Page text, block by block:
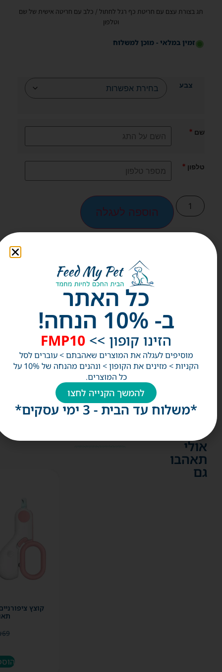
תג בצורת עצם עם חריטת כף רגל לחתול / כלב עם חריטה אישית של שם
וטלפון
זמין במלאי - מוכן למשלוח
צבע
שם *
טלפון *
הוספה לעגלה
זמני משלוח ואספקה
אלפי לקוחות מרוצים!
אולי
תאהבו
גם
קוצץ
69
כל האתר
ב- 10% הנחה!
הזינו קופון >> FMP10
מוסיפים לעגלה את המוצרים שאהבתם > עוברים לסל
הקניות > מזינים את הקופון > ונהנים מהנחה של 10% על
כל המוצרים.
להמשך הקנייה לחצו
*משלוח עד הבית - 3 ימי עסקים*